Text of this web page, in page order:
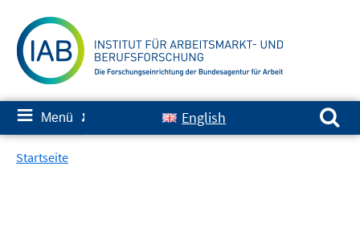
zum
Inhalt
≡ Menü ✘ English
Suchen nach:
Startseite